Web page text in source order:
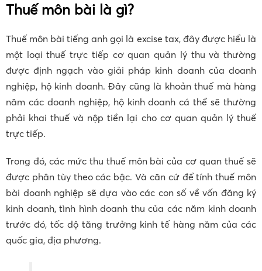
Thuế môn bài là gì?
Thuế môn bài tiếng anh gọi là excise tax, đây được hiểu là
một loại thuế trực tiếp cơ quan quản lý thu và thường
được định ngạch vào giải pháp kinh doanh của doanh
nghiệp, hộ kinh doanh. Đây cũng là khoản thuế mà hàng
năm các doanh nghiệp, hộ kinh doanh cá thể sẽ thường
phải khai thuế và nộp tiền lại cho cơ quan quản lý thuế
trực tiếp.
Trong đó, các mức thu thuế môn bài của cơ quan thuế sẽ
được phân tùy theo các bậc. Và căn cứ để tính thuế môn
bài doanh nghiệp sẽ dựa vào các con số về vốn đăng ký
kinh doanh, tình hình doanh thu của các năm kinh doanh
trước đó, tốc dộ tăng trưởng kinh tế hàng năm của các
quốc gia, địa phương.